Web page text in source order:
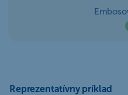
Reprezentatívny príklad